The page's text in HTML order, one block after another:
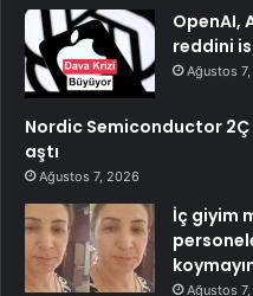
OpenAI,
reddini
Ağustos
Nordic Semiconductor
aştı
Ağustos 7, 2026
İç giyim
Ağustos